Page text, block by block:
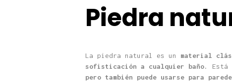
Piedra
La piedra natural es un material
sofisticación a cualquier baño. Está
pero también puede usarse para